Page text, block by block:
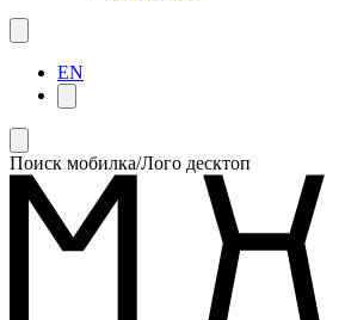
EN
Поиск мобилка/Лого десктоп